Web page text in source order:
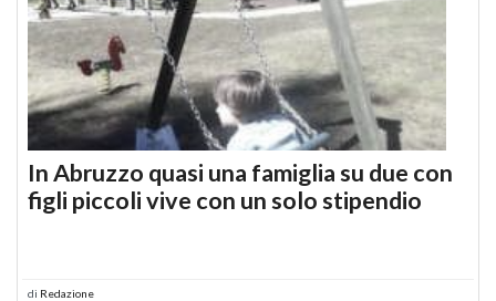
In Abruzzo quasi una famiglia su due con
figli piccoli vive con un solo stipendio
di Redazione